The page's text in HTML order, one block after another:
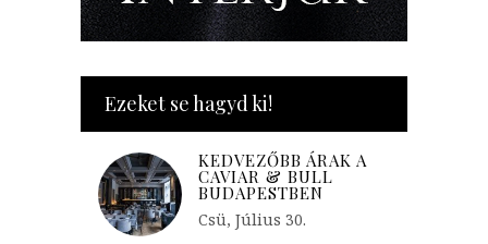
Ezeket se hagyd ki!
KEDVEZŐBB ÁRAK A
CAVIAR & BULL
BUDAPESTBEN
Csü, Július 30.